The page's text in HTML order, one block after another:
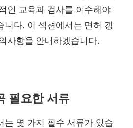
인 교육과 검사를 이수해야
니다. 이 섹션에서는 면허 갱
사항을 안내하겠습니다.
필요한 서류
는 몇 가지 필수 서류가 있습